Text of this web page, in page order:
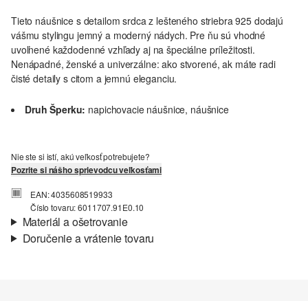
Tieto náušnice s detailom srdca z lešteného striebra 925 dodajú
vášmu stylingu jemný a moderný nádych. Pre ňu sú vhodné
uvoľnené každodenné vzhľady aj na špeciálne príležitosti.
Nenápadné, ženské a univerzálne: ako stvorené, ak máte radi
čisté detaily s citom a jemnú eleganciu.
Druh Šperku: napichovacie náušnice, náušnice
Nie ste si istí, akú veľkosť potrebujete?
Pozrite si nášho sprievodcu veľkosťami
EAN: 4035608519933
Číslo tovaru: 6011707.91E0.10
Materiál a ošetrovanie
Doručenie a vrátenie tovaru